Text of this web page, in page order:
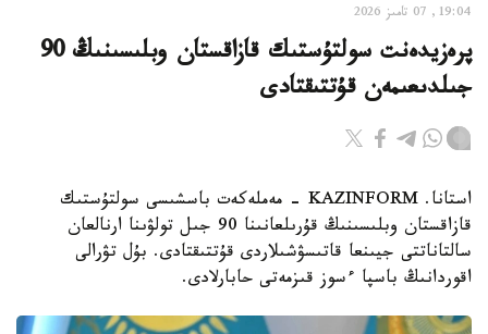
19:04, 07 تامىز 2026
پرەزيدەنت سولتۇستىك قازاقستان وبلىسىنىڭ 90
جىلدىعىمەن قۇتتىقتادى
استانا. KAZINFORM - مەملەكەت باسشىسى سولتۇستىك
قازاقستان وبلىسىنىڭ قۇرىلعانىنا 90 جىل تولۋىنا ارنالعان
سالتاناتتى جيىنعا قاتىسۋشىلاردى قۇتتىقتادى. بۇل تۋرالى
اقوردانىڭ باسپا ءسوز قىزمەتى حابارلادى.